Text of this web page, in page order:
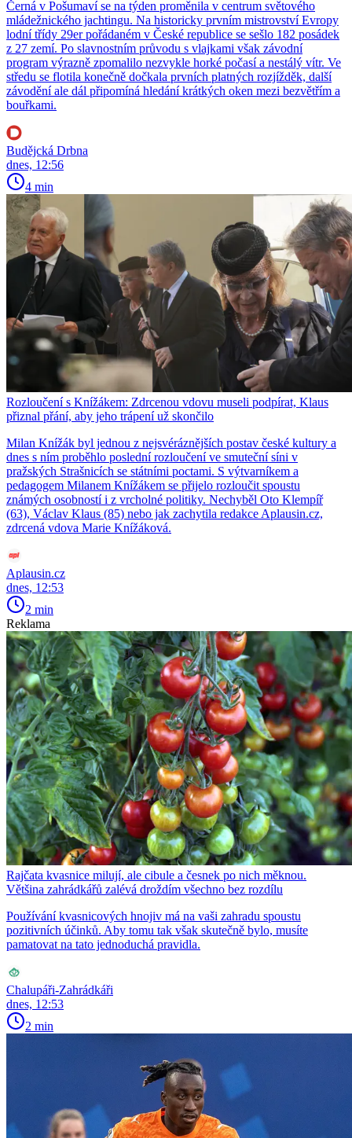
Černá v Pošumaví se na týden proměnila v centrum světového
mládežnického jachtingu. Na historicky prvním mistrovství Evropy
lodní třídy 29er pořádaném v České republice se sešlo 182 posádek
z 27 zemí. Po slavnostním průvodu s vlajkami však závodní
program výrazně zpomalilo nezvykle horké počasí a nestálý vítr. Ve
středu se flotila konečně dočkala prvních platných rozjížděk, další
závodění ale dál připomíná hledání krátkých oken mezi bezvětřím a
bouřkami.
Budějcká Drbna
dnes, 12:56
4 min
Rozloučení s Knížákem: Zdrcenou vdovu museli podpírat, Klaus
přiznal přání, aby jeho trápení už skončilo
Milan Knížák byl jednou z nejsvéráznějších postav české kultury a
dnes s ním proběhlo poslední rozloučení ve smuteční síni v
pražských Strašnicích se státními poctami. S výtvarníkem a
pedagogem Milanem Knížákem se přijelo rozloučit spoustu
známých osobností i z vrcholné politiky. Nechyběl Oto Klempíř
(63), Václav Klaus (85) nebo jak zachytila redakce Aplausin.cz,
zdrcená vdova Marie Knížáková.
Aplausin.cz
dnes, 12:53
2 min
Reklama
Rajčata kvasnice milují, ale cibule a česnek po nich měknou.
Většina zahrádkářů zalévá droždím všechno bez rozdílu
Používání kvasnicových hnojiv má na vaši zahradu spoustu
pozitivních účinků. Aby tomu tak však skutečně bylo, musíte
pamatovat na tato jednoduchá pravidla.
Chalupáři-Zahrádkáři
dnes, 12:53
2 min